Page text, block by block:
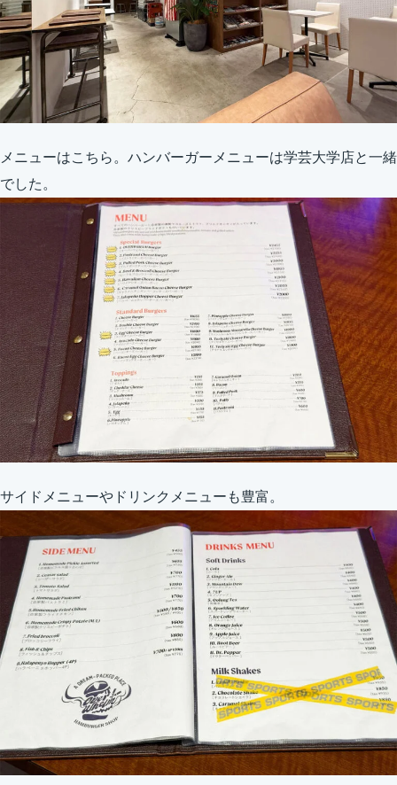
メニューはこちら。ハンバーガーメニューは学芸大学店と一緒
でした。
サイドメニューやドリンクメニューも豊富。